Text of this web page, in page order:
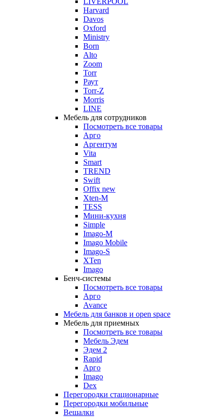
Harvard
Davos
Oxford
Ministry
Born
Alto
Zoom
Torr
Раут
Torr-Z
Morris
LINE
Мебель для сотрудников
Посмотреть все товары
Арго
Аргентум
Vita
Smart
TREND
Swift
Offix new
Xten-M
TESS
Мини-кухня
Simple
Imago-M
Imago Mobile
Imago-S
XTen
Imago
Бенч-системы
Посмотреть все товары
Арго
Avance
Мебель для банков и open space
Мебель для приемных
Посмотреть все товары
Мебель Эдем
Эдем 2
Rapid
Арго
Imago
Dex
Перегородки стационарные
Перегородки мобильные
Вешалки